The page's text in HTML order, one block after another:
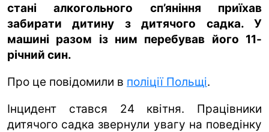
стані алкогольного сп’яніння приїхав
забирати дитину з дитячого садка. У
машині разом із ним перебував його 11-
річний син.
Про це повідомили в поліції Польщі.
Інцидент стався 24 квітня. Працівники
дитячого садка звернули увагу на поведінку